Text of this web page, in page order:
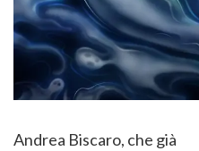
Andrea Biscaro, che già